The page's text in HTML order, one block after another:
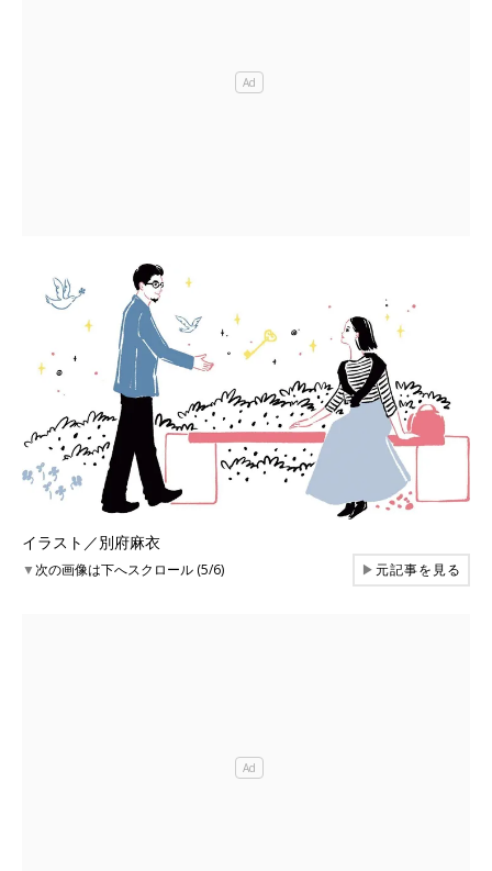
イラスト／別府麻衣
▼次の画像は下へスクロール (5/6) ▶元記事を見る